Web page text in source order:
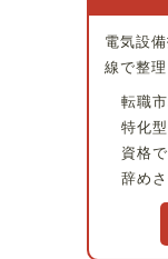
電気設
線で整理
転職
特化
資格
辞め